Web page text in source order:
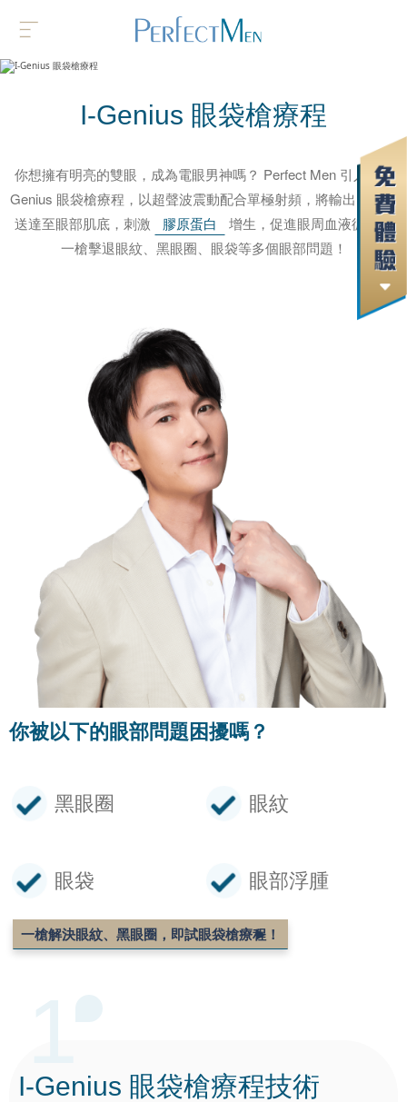
I-Genius 眼袋槍療程
你想擁有明亮的雙眼，成為電眼男神嗎？ Perfect Men 引入的 I-
Genius 眼袋槍療程，以超聲波震動配合單極射頻，將輸出的能量
送達至眼部肌底，刺激
膠原蛋白
增生，促進眼周血液循環，
一槍擊退眼紋、黑眼圈、眼袋等多個眼部問題！
你被以下的眼部問題困擾嗎？
黑眼圈 眼紋
眼袋 眼部浮腫
一槍解決眼紋、黑眼圈， 即試眼袋槍療程！
I-Genius 眼袋槍療程技術